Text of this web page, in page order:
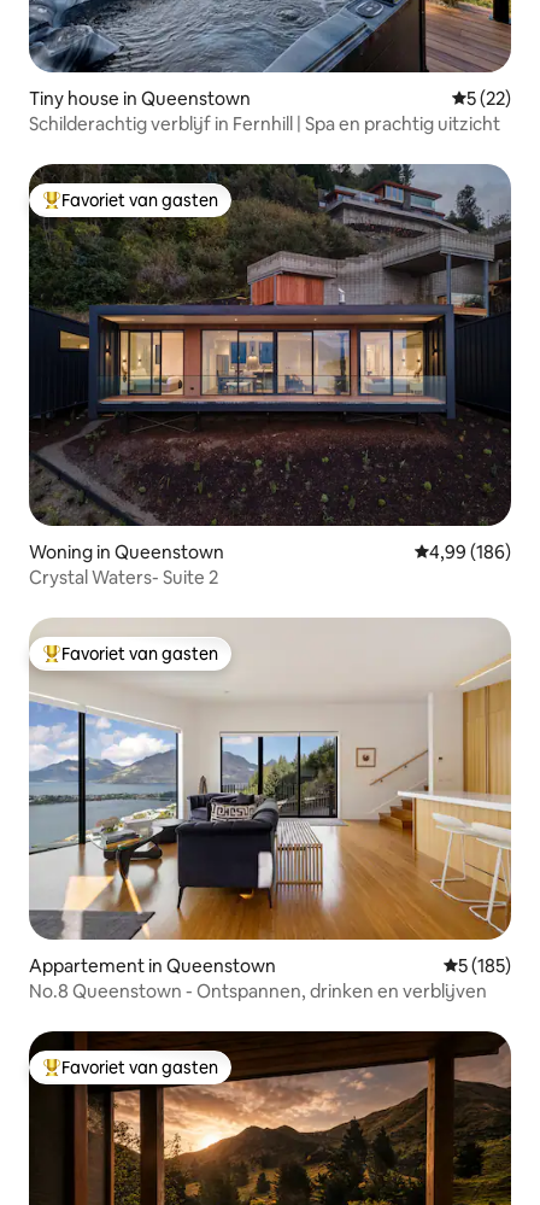
Tiny house in Queenstown
5 (22)
Schilderachtig verblijf in Fernhill | Spa en prachtig uitzicht
Topfavoriet van gasten
Favoriet van gasten
Woning in Queenstown Gemiddelde
4,99 (186)
Crystal Waters- Suite 2
Topfavoriet van gasten
Favoriet van gasten
Appartement in Queenstown
5 (185)
No.8 Queenstown - Ontspannen, drinken en verblijven
Topfavoriet van gasten
Favoriet van gasten